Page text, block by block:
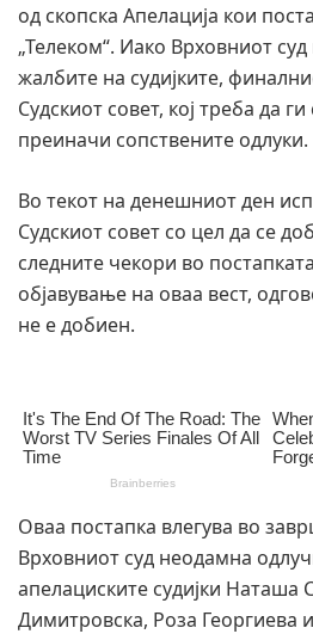
од скопска Апелација кои
„Телеком“. Иако Врховниот
жалбите на судијките,
Судскиот совет, кој треба да
преиначи сопствените одлуки.
Во текот на денешниот ден
Судскиот совет со цел да се
следните чекори во
објавување на оваа вест,
не е добиен.
Оваа постапка влегува во
Врховниот суд неодамна
апелациските судијки Наташа
Димитровска, Роза Георгиева